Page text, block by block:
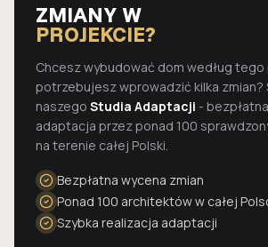
ZMIANY W
PROJEKCIE?
Chcesz wybudować dom według
potrzebujesz wprowadzić kilka zmian?
naszego Studia Adaptacji -
adaptacja przez ponad 100
na terenie całej Polski.
Bezpłatna wycena zmian
Ponad 100 architektów w całej
Szybka realizacja adaptacji